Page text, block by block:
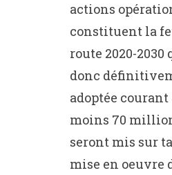
actions
constituent la
route 2020-2030
donc
adoptée
moins 70
seront mis sur
mise en oeuvre